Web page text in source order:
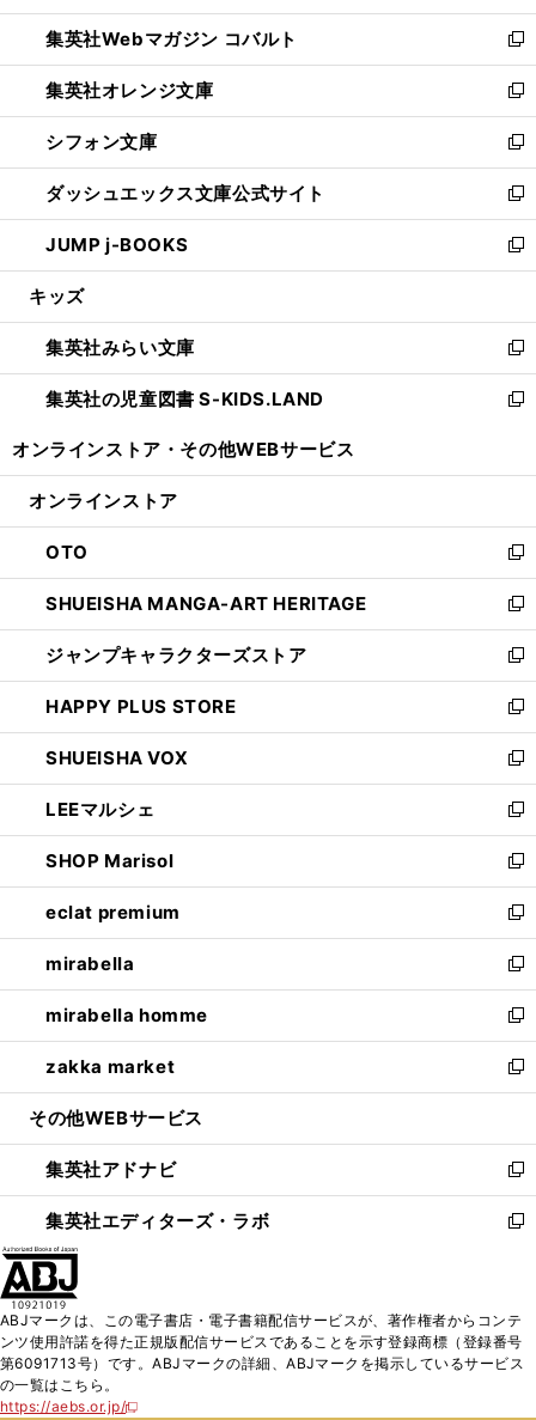
開
く
ウ
で
開
く
ン
ド
ウ
で
開
く
ウ
ィ
ン
ド
ウ
で
開
く
集英社Webマガジン コバルト
新
し
い
ウ
ィ
ン
ド
ウ
で
開
集英社オレンジ文庫
新
し
い
ウ
ィ
ン
ド
ウ
開
く
シフォン文庫
新
し
い
ウ
ィ
ン
ウ
で
開
く
ダッシュエックス文庫公式サイト
新
し
い
ウ
ン
ド
ウ
で
JUMP j-BOOKS
新
し
ウ
ィ
ン
ド
開
キッズ
集英社みらい文庫
新
し
い
ン
ウ
で
開
く
集英社の児童図書 S-KIDS.LAND
新
ウ
ン
ド
ウ
で
開
く
オンラインストア・ その他WEBサービス
オンラインストア
OTO
新
し
い
ウ
ィ
ン
ド
ウ
で
開
く
SHUEISHA MANGA-ART HERITAGE
新
し
い
ウ
ィ
ン
ド
ウ
で
開
く
ジャンプキャラクターズストア
新
し
い
ウ
ィ
ン
ド
ウ
で
開
く
HAPPY PLUS STORE
新
し
い
ウ
ィ
ン
ド
ウ
で
開
く
SHUEISHA VOX
新
し
い
ウ
ィ
ン
ド
ウ
で
開
く
LEEマルシェ
新
し
い
ウ
ィ
ン
ド
ウ
で
開
く
SHOP Marisol
新
し
い
ウ
ィ
ン
ド
ウ
で
開
eclat premium
新
し
い
ウ
ィ
ン
ド
ウ
開
く
mirabella
新
し
い
ウ
ィ
ン
ウ
で
開
く
mirabella homme
新
し
い
ウ
ン
ド
ウ
で
zakka market
新
し
ウ
ィ
ン
ド
く
その他WEBサービス
集英社アドナビ
新
し
い
ド
ウ
で
集英社エディターズ・ラボ
新
ィ
ン
ド
ABJマークは、この電子書店・電子書籍配信サービスが、著作権者からコンテ
ンツ使用許諾を得た正規版配信サービスであることを示す登録商標（登録番号
第6091713号）です。ABJマークの詳細、ABJマークを掲示しているサービス
の一覧はこちら。
https://aebs.or.jp/
新